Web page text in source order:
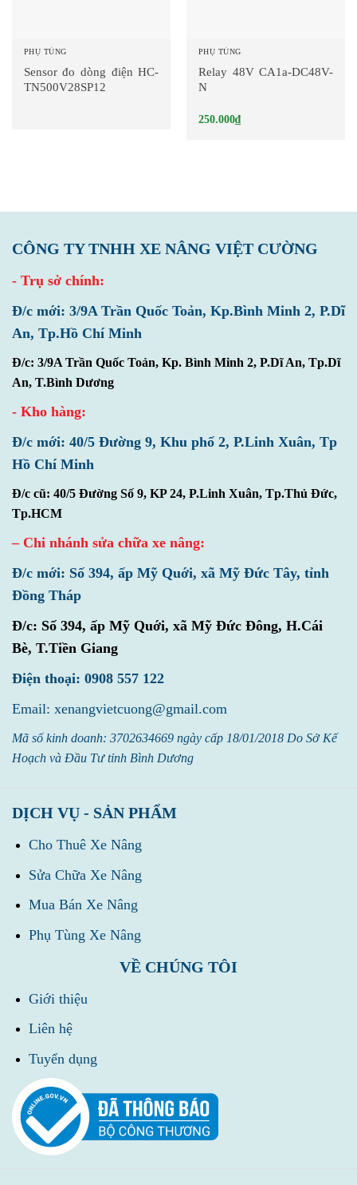
PHỤ TÙNG
Sensor đo dòng điện HC-
TN500V28SP12
PHỤ TÙNG
Relay 48V CA1a-DC48V-
N
250.000₫
CÔNG TY TNHH XE NÂNG VIỆT CƯỜNG
- Trụ sở chính:
Đ/c mới: 3/9A Trần Quốc Toản, Kp.Bình Minh 2, P.Dĩ
An, Tp.Hồ Chí Minh
Đ/c: 3/9A Trần Quốc Toản, Kp. Bình Minh 2, P.Dĩ An, Tp.Dĩ
An, T.Bình Dương
- Kho hàng:
Đ/c mới: 40/5 Đường 9, Khu phố 2, P.Linh Xuân, Tp
Hồ Chí Minh
Đ/c cũ: 40/5 Đường Số 9, KP 24, P.Linh Xuân, Tp.Thủ Đức,
Tp.HCM
– Chi nhánh sửa chữa xe nâng:
Đ/c mới: Số 394, ấp Mỹ Quới, xã Mỹ Đức Tây, tỉnh
Đồng Tháp
Đ/c: Số 394, ấp Mỹ Quới, xã Mỹ Đức Đông, H.Cái
Bè, T.Tiền Giang
Điện thoại: 0908 557 122
Email: xenangvietcuong@gmail.com
Mã số kinh doanh: 3702634669 ngày cấp 18/01/2018 Do Sở Kế
Hoạch và Đầu Tư tỉnh Bình Dương
DỊCH VỤ - SẢN PHẨM
Cho Thuê Xe Nâng
Sửa Chữa Xe Nâng
Mua Bán Xe Nâng
Phụ Tùng Xe Nâng
VỀ CHÚNG TÔI
Giới thiệu
Liên hệ
Tuyển dụng